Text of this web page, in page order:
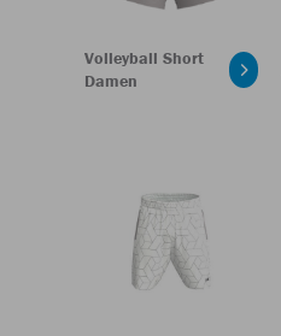
Volleyball Short
Damen